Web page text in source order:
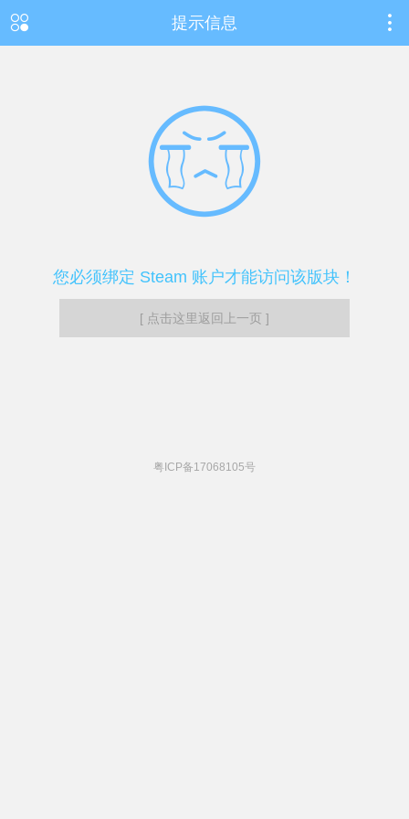
提示信息
您必须绑定 Steam 账户才能访问该版块！
[ 点击这里返回上一页 ]
粤ICP备17068105号